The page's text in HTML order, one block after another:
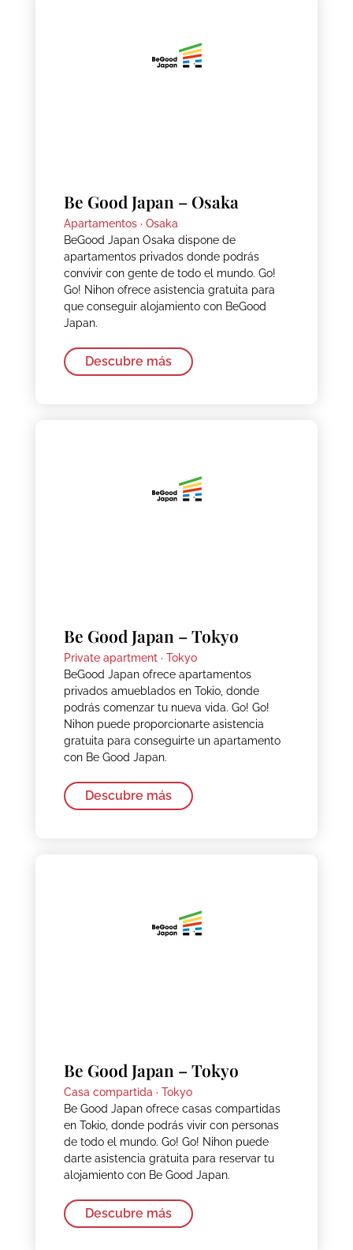
Be Good Japan – Osaka
Apartamentos · Osaka
BeGood Japan Osaka dispone de
apartamentos privados donde podrás
convivir con gente de todo el mundo. Go!
Go! Nihon ofrece asistencia gratuita para
que conseguir alojamiento con BeGood
Japan.
Descubre más
Be Good Japan – Tokyo
Private apartment · Tokyo
BeGood Japan ofrece apartamentos
privados amueblados en Tokio, donde
podrás comenzar tu nueva vida. Go! Go!
Nihon puede proporcionarte asistencia
gratuita para conseguirte un apartamento
con Be Good Japan.
Descubre más
Be Good Japan – Tokyo
Casa compartida · Tokyo
Be Good Japan ofrece casas compartidas
en Tokio, donde podrás vivir con personas
de todo el mundo. Go! Go! Nihon puede
darte asistencia gratuita para reservar tu
alojamiento con Be Good Japan.
Descubre más